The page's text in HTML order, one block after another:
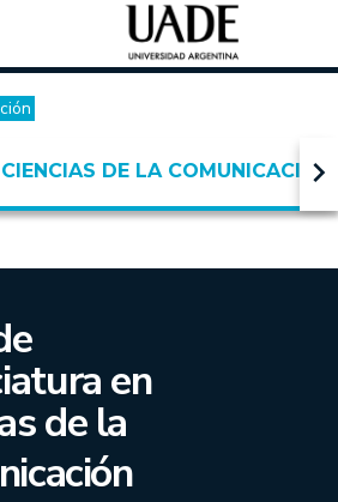
DE LA keyboard_arrow_right
en
de la